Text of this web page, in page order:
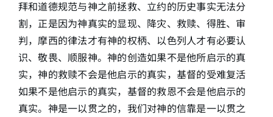
拜和道德规范与神之前拯救、立约的历史事实无法分
割，正是因为神真实的显现、降灾、救赎、得胜、审
判，摩西的律法才有神的权柄、以色列人才有必要认
识、敬畏、顺服神。神的创造如果不是他所启示的真
实，神的救赎不会是他启示的真实，基督的受难复活
如果不是他启示的真实，基督的救恩不会是他启示的
真实。神是一以贯之的，我们对神的信靠是一以贯之